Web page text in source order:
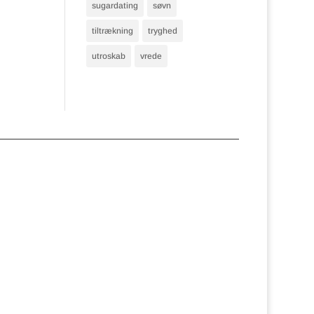
sugardating søvn
tiltrækning tryghed
utroskab vrede